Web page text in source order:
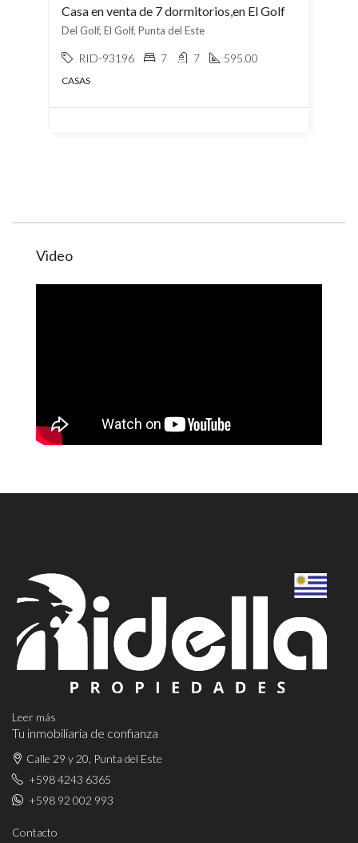
Casa en venta de 7 dormitorios,en El Golf
Del Golf, El Golf, Punta del Este
RID-93196 7 7 595.00
CASAS
Video
Leer más
Tu inmobiliaria de confianza
Calle 29 y 20, Punta del Este
+598 4243 6365
+598 92 002 993
Contacto